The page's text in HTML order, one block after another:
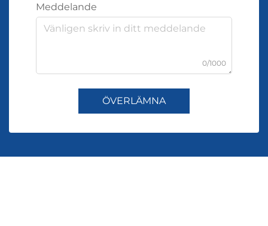
Meddelande
0/1000
ÖVERLÄMNA